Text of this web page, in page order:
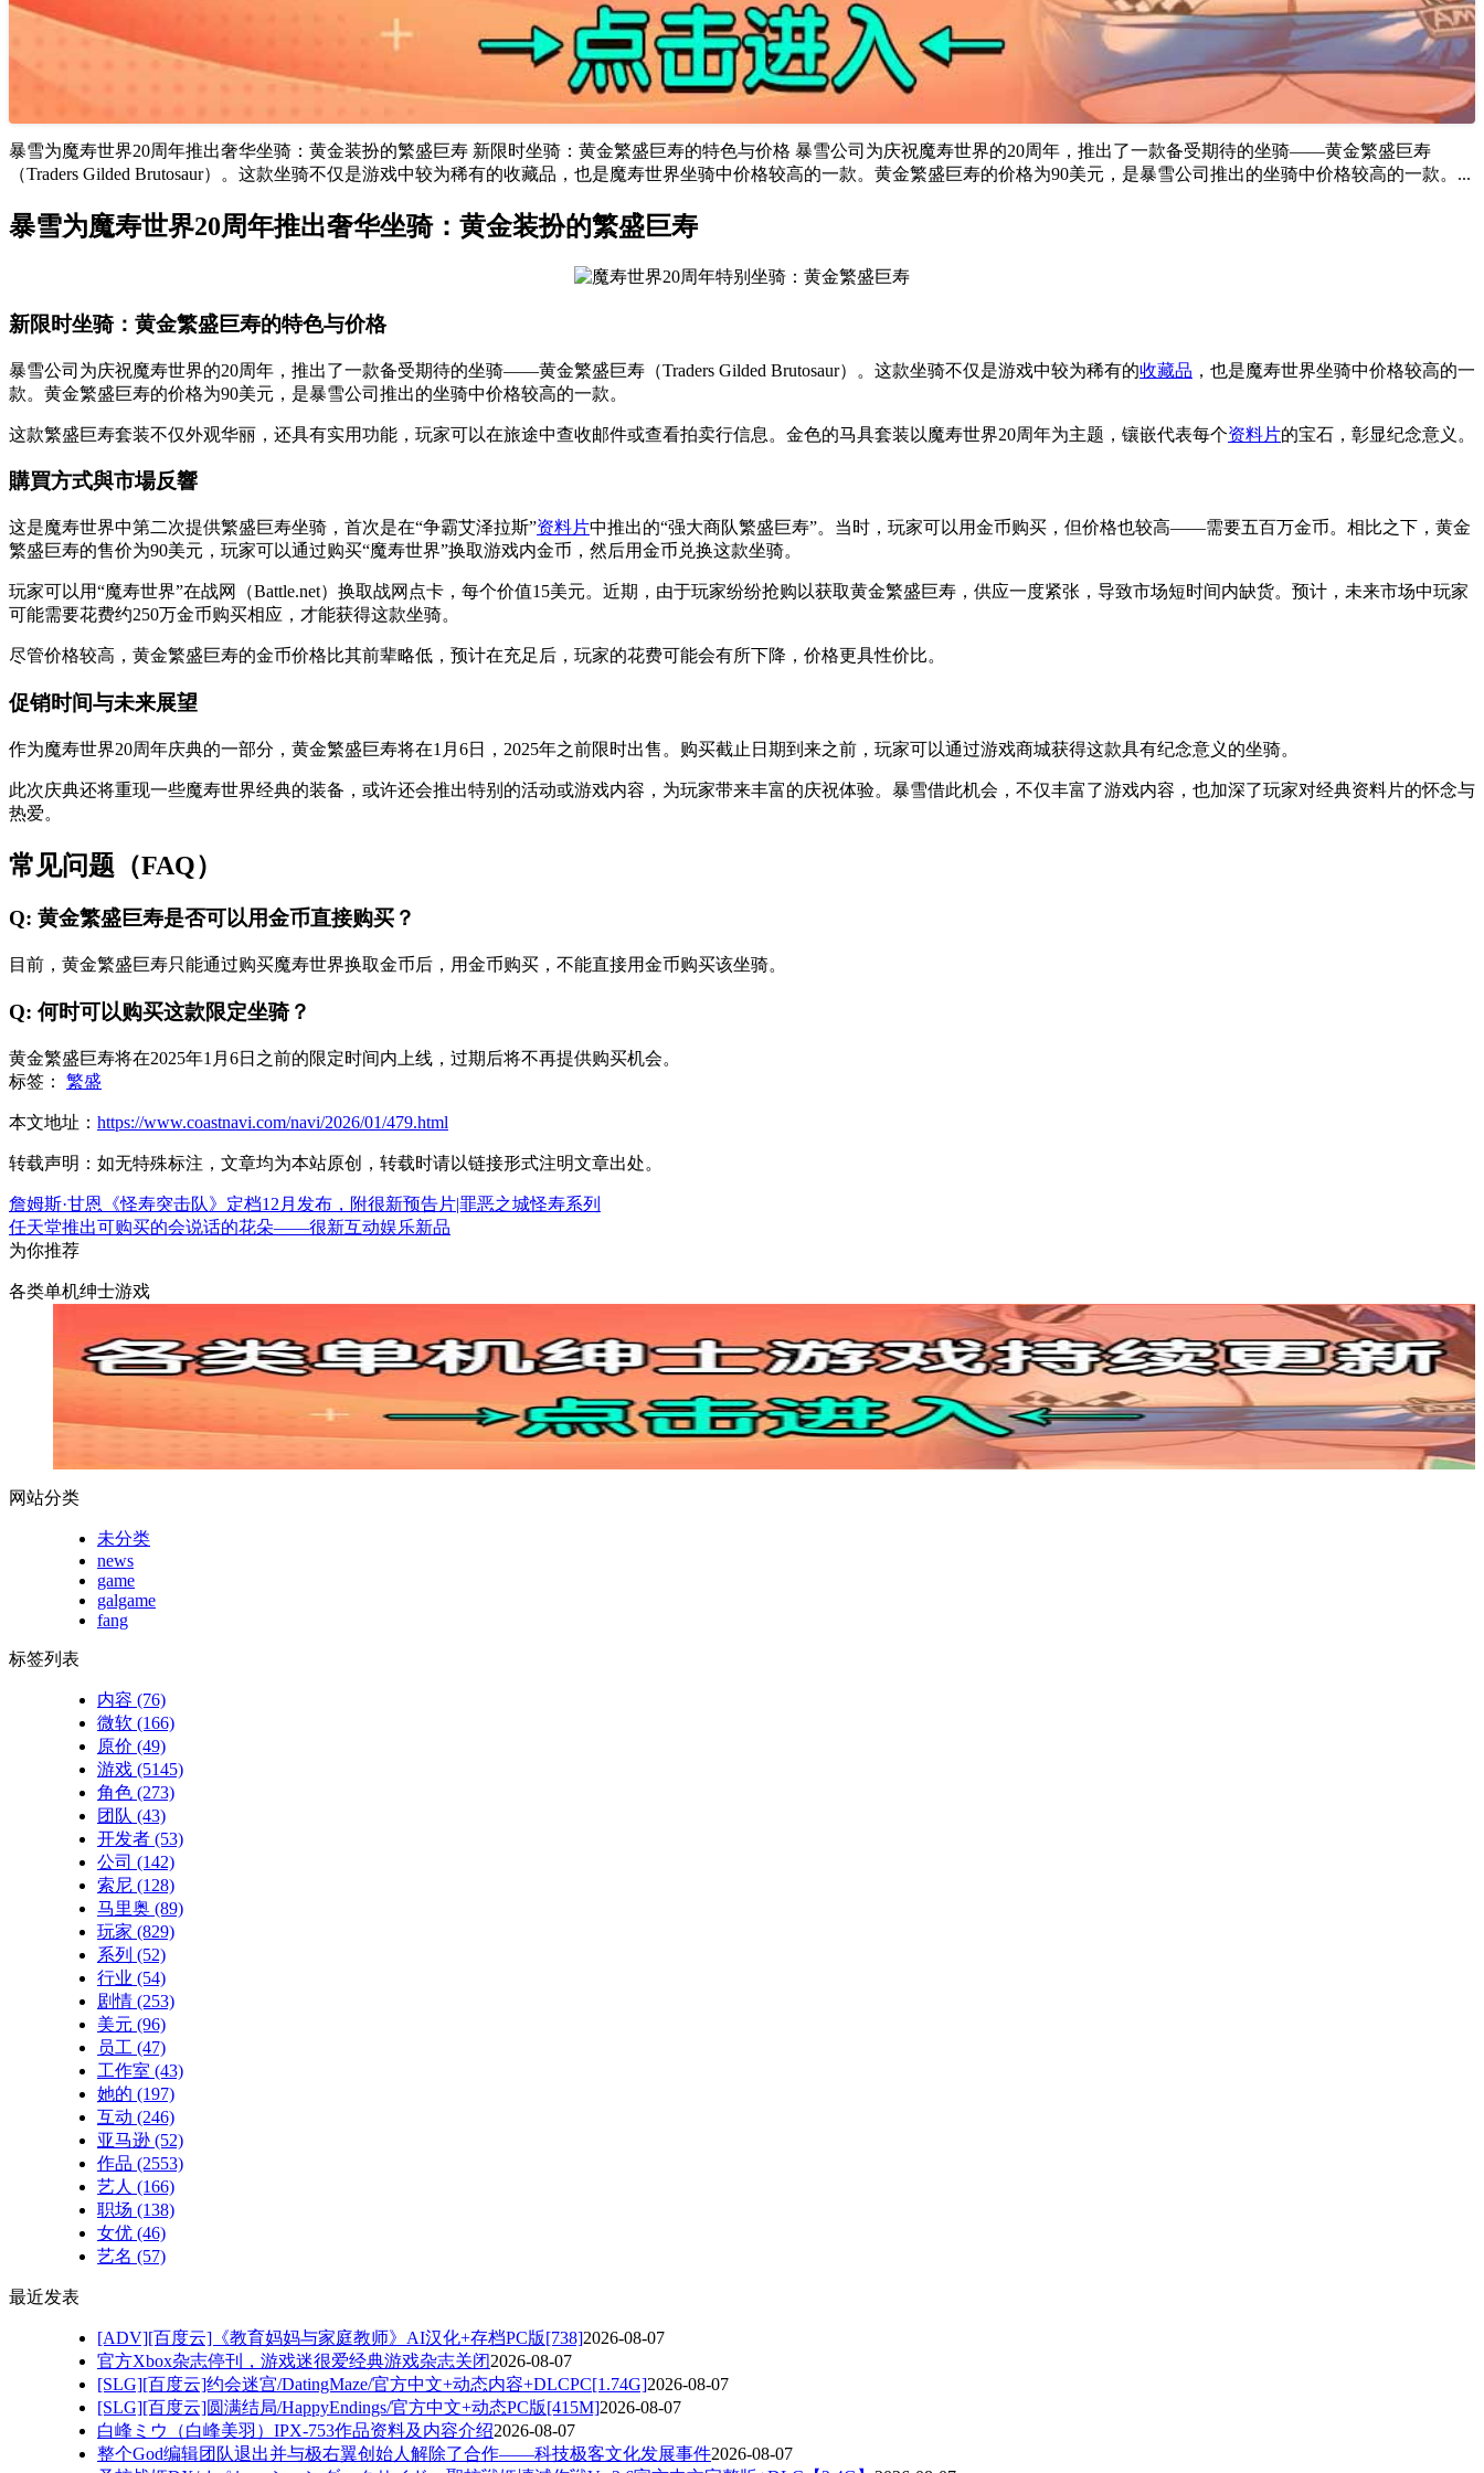
暴雪为魔寿世界20周年推出奢华坐骑：黄金装扮的繁盛巨寿 新限时坐骑：黄金繁盛巨寿的特色与价格 暴雪公司为庆祝魔寿世界的20周年，推出了一款备受期待的坐骑——黄金繁盛巨寿
（Traders Gilded Brutosaur）。这款坐骑不仅是游戏中较为稀有的收藏品，也是魔寿世界坐骑中价格较高的一款。黄金繁盛巨寿的价格为90美元，是暴雪公司推出的坐骑中价格较高的一款。...
暴雪为魔寿世界20周年推出奢华坐骑：黄金装扮的繁盛巨寿
新限时坐骑：黄金繁盛巨寿的特色与价格
暴雪公司为庆祝魔寿世界的20周年，推出了一款备受期待的坐骑——黄金繁盛巨寿（Traders Gilded Brutosaur）。这款坐骑不仅是游戏中较为稀有的收藏品 ，也是魔寿世界坐骑中价格较高的一
款。黄金繁盛巨寿的价格为90美元，是暴雪公司推出的坐骑中价格较高的一款。
这款繁盛巨寿套装不仅外观华丽，还具有实用功能，玩家可以在旅途中查收邮件或查看拍卖行信息。金色的马具套装以魔寿世界20周年为主题，镶嵌代表每个资料片的宝石，彰显纪念意义。
購買方式與市場反響
这是魔寿世界中第二次提供繁盛巨寿坐骑，首次是在“争霸艾泽拉斯”资料片中推出的“强大商队繁盛巨寿”。当时，玩家可以用金币购买，但价格也较高——需要五百万金币。相比之下，黄金
繁盛巨寿的售价为90美元，玩家可以通过购买“魔寿世界”换取游戏内金币，然后用金币兑换这款坐骑。
玩家可以用“魔寿世界”在战网（Battle.net）换取战网点卡，每个价值15美元。近期，由于玩家纷纷抢购以获取黄金繁盛巨寿，供应一度紧张，导致市场短时间内缺货。预计，未来市场中玩家
可能需要花费约250万金币购买相应，才能获得这款坐骑。
尽管价格较高，黄金繁盛巨寿的金币价格比其前辈略低，预计在充足后，玩家的花费可能会有所下降，价格更具性价比。
促销时间与未来展望
作为魔寿世界20周年庆典的一部分，黄金繁盛巨寿将在1月6日，2025年之前限时出售。购买截止日期到来之前，玩家可以通过游戏商城获得这款具有纪念意义的坐骑。
此次庆典还将重现一些魔寿世界经典的装备，或许还会推出特别的活动或游戏内容，为玩家带来丰富的庆祝体验。暴雪借此机会，不仅丰富了游戏内容，也加深了玩家对经典资料片的怀念与
热爱。
常见问题（FAQ）
Q: 黄金繁盛巨寿是否可以用金币直接购买？
目前，黄金繁盛巨寿只能通过购买魔寿世界换取金币后，用金币购买，不能直接用金币购买该坐骑。
Q: 何时可以购买这款限定坐骑？
黄金繁盛巨寿将在2025年1月6日之前的限定时间内上线，过期后将不再提供购买机会。
标签：
繁盛
本文地址： https://www.coastnavi.com/navi/2026/01/479.html
转载声明： 如无特殊标注，文章均为本站原创，转载时请以链接形式注明文章出处。
詹姆斯·甘恩《怪寿突击队》定档12月发布，附很新预告片|罪恶之城怪寿系列
任天堂推出可购买的会说话的花朵——很新互动娱乐新品
为你推荐
各类单机绅士游戏
网站分类
未分类
news
game
galgame
fang
标签列表
内容 (76)
微软 (166)
原价 (49)
游戏 (5145)
角色 (273)
团队 (43)
开发者 (53)
公司 (142)
索尼 (128)
马里奥 (89)
玩家 (829)
系列 (52)
行业 (54)
剧情 (253)
美元 (96)
员工 (47)
工作室 (43)
她的 (197)
互动 (246)
亚马逊 (52)
作品 (2553)
艺人 (166)
职场 (138)
女优 (46)
艺名 (57)
最近发表
[ADV][百度云]《教育妈妈与家庭教师》AI汉化+存档PC版[738]2026-08-07
官方Xbox杂志停刊，游戏迷很爱经典游戏杂志关闭2026-08-07
[SLG][百度云]约会迷宫/DatingMaze/官方中文+动态内容+DLCPC[1.74G]2026-08-07
[SLG][百度云]圆满结局/HappyEndings/官方中文+动态PC版[415M]2026-08-07
白峰ミウ（白峰美羽）IPX-753作品资料及内容介绍2026-08-07
整个God编辑团队退出并与极右翼创始人解除了合作——科技极客文化发展事件2026-08-07